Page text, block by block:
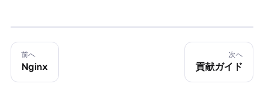
前へ
Nginx
次へ
貢献ガイド